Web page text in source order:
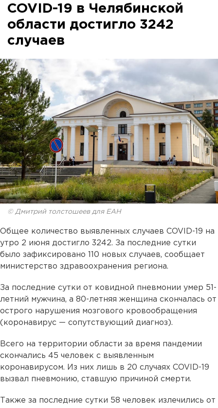
COVID-19 в Челябинской
области достигло 3242
случаев
© Дмитрий толстошеев для ЕАН
Общее количество выявленных случаев COVID-19 на
утро 2 июня достигло 3242. За последние сутки
было зафиксировано 110 новых случаев, сообщает
министерство здравоохранения региона.
За последние сутки от ковидной пневмонии умер 51-
летний мужчина, а 80-летняя женщина скончалась от
острого нарушения мозгового кровообращения
(коронавирус — сопутствующий диагноз).
Всего на территории области за время пандемии
скончались 45 человек с выявленным
коронавирусом. Из них лишь в 20 случаях COVID-19
вызвал пневмонию, ставшую причиной смерти.
Также за последние сутки 58 человек излечились от